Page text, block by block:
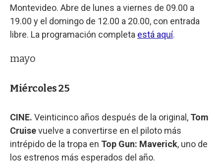
Montevideo. Abre de lunes a viernes de 09.00 a
19.00 y el domingo de 12.00 a 20.00, con entrada
libre. La programación completa está aquí.
mayo
Miércoles 25
CINE. Veinticinco años después de la original, Tom
Cruisevuelve a convertirse en el piloto más
intrépido de la tropa en Top Gun: Maverick, uno de
los estrenos más esperados del año.